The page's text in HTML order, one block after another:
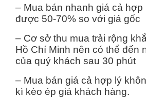
– Mua bán nhanh giá cả hợp
được 50-70% so với giá gốc
– Cơ sở thu mua trải rộng
Hồ Chí Minh nên có thể đến
của quý khách sau 30 phút
– Mua bán giá cả hợp lý
kì kèo ép giá khách hàng.